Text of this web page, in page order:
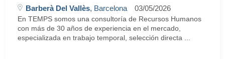
Barberà Del Vallès, Barcelona 03/05/2026
En TEMPS somos una consultoría de Recursos Humanos
con más de 30 años de experiencia en el mercado,
especializada en trabajo temporal, selección directa ...